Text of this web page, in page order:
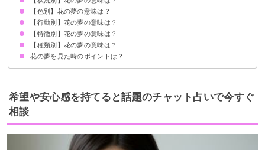
花をもらう夢【吉夢】
花が咲く夢【吉夢】
花が満開の夢【吉夢】
花が枯れている夢【警告夢】
料理に花が乗っている夢【吉夢】
花びらが舞う夢【警告夢】
【色別】花の夢の意味は？
ピンクの花の夢【吉夢】
オレンジの花の夢【吉夢】
黄色の花の夢【吉夢】
青い花の夢【吉夢】
紫の花の夢【吉夢】
白い花の夢【吉夢】
カラフルな花の夢【吉夢】
赤い花の夢【吉夢】
黒い花の夢【吉夢】
【行動別】花の夢の意味は？
花を買う夢【吉夢】
花を鉢に植える夢【吉夢】
花を生ける夢【吉夢】
花に水をあげる夢【吉夢】
花を食べる夢【吉夢】
花を選ぶ夢【警告夢】
花の歌を歌う夢【吉夢】
花屋で働く夢【吉夢】
【特徴別】花の夢の意味は？
花束の夢【吉夢】
花畑の夢【吉夢】
見たことない花の夢【吉夢】
大きな花の夢【吉夢】
花のつぼみの夢【吉夢】
【種類別】花の夢の意味は？
チューリップの夢【吉夢】
桜の夢【吉夢】
あやめの夢【吉夢】
コスモスの夢【吉夢】
切り花の夢【吉夢】
バラの夢【吉夢】
百合の夢【吉夢】
花の夢を見た時のポイントは？
恋愛に積極的になる
吉夢なら話さず警告夢や凶夢は人に話す
希望や安心感を持てると話題のチャット占いで今すぐ
相談